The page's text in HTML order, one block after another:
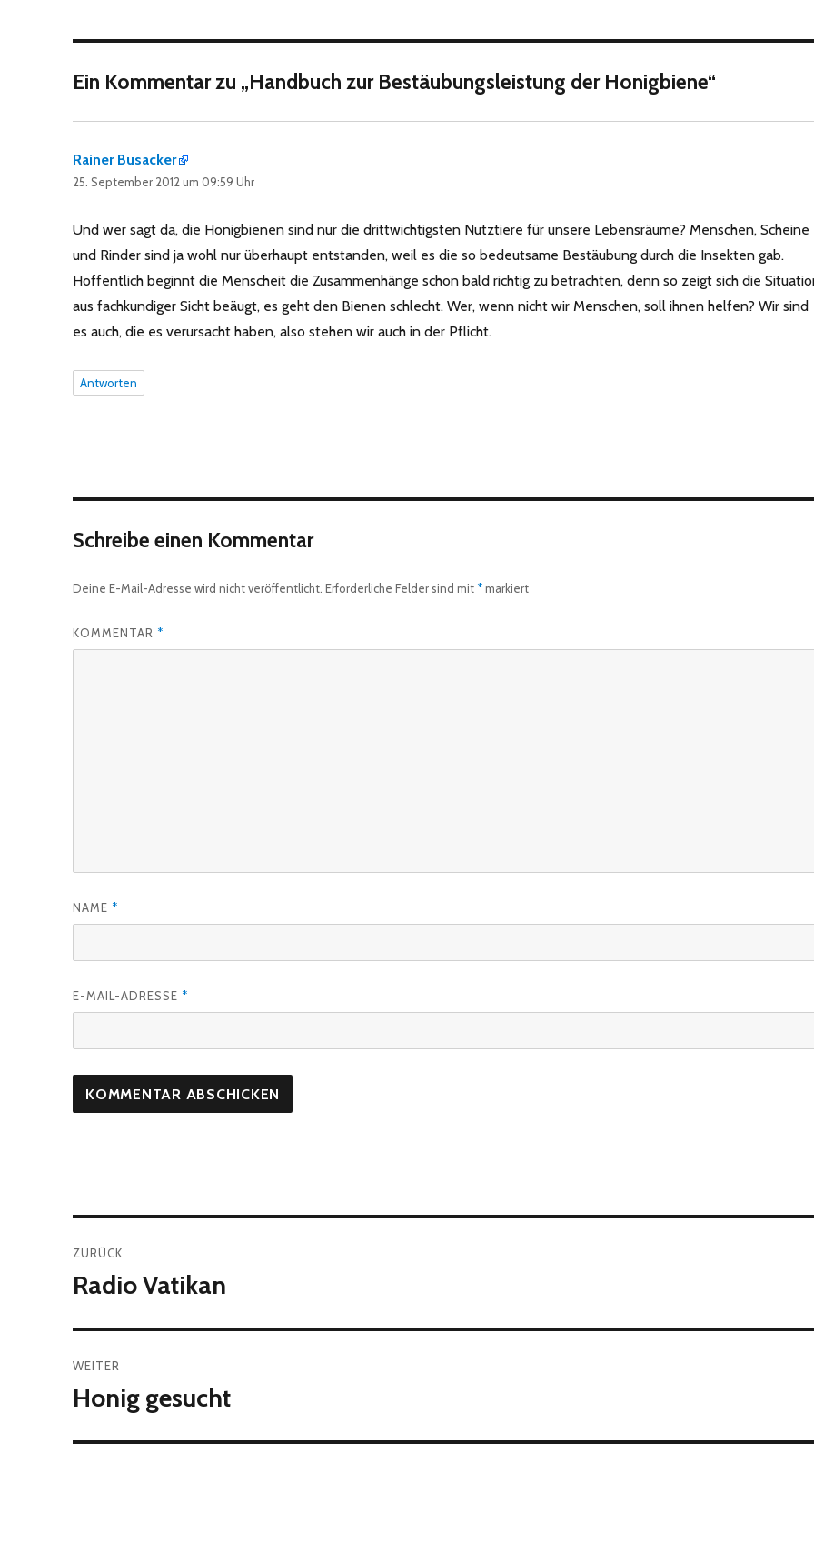
Ein Kommentar zu „Handbuch zur Bestäubungsleistung der Honigbiene“
Rainer Busacker
25. September 2012 um 09:59 Uhr
Und wer sagt da, die Honigbienen sind nur die drittwichtigsten Nutztiere für unsere Lebensräume? Menschen, Scheine
und Rinder sind ja wohl nur überhaupt entstanden, weil es die so bedeutsame Bestäubung durch die Insekten gab.
Hoffentlich beginnt die Menscheit die Zusammenhänge schon bald richtig zu betrachten, denn so zeigt sich die
aus fachkundiger Sicht beäugt, es geht den Bienen schlecht. Wer, wenn nicht wir Menschen, soll ihnen helfen? Wir sind
es auch, die es verursacht haben, also stehen wir auch in der Pflicht.
Antworten
Schreibe einen Kommentar
Deine E-Mail-Adresse wird nicht veröffentlicht. Erforderliche Felder sind mit *markiert
KOMMENTAR *
NAME *
E-MAIL-ADRESSE *
ZURÜCK
Vorheriger
Radio Vatikan
WEITER
Nächster
Honig gesucht